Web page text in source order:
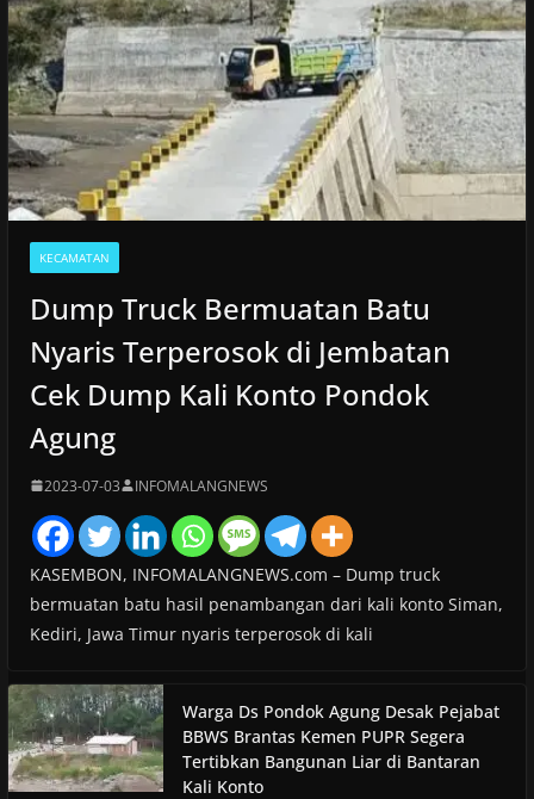
KECAMATAN
Dump Truck Bermuatan Batu
Nyaris Terperosok di Jembatan
Cek Dump Kali Konto Pondok
Agung
2023-07-03 INFOMALANGNEWS
KASEMBON, INFOMALANGNEWS.com – Dump truck
bermuatan batu hasil penambangan dari kali konto Siman,
Kediri, Jawa Timur nyaris terperosok di kali
Warga Ds Pondok Agung Desak Pejabat
BBWS Brantas Kemen PUPR Segera
Tertibkan Bangunan Liar di Bantaran
Kali Konto